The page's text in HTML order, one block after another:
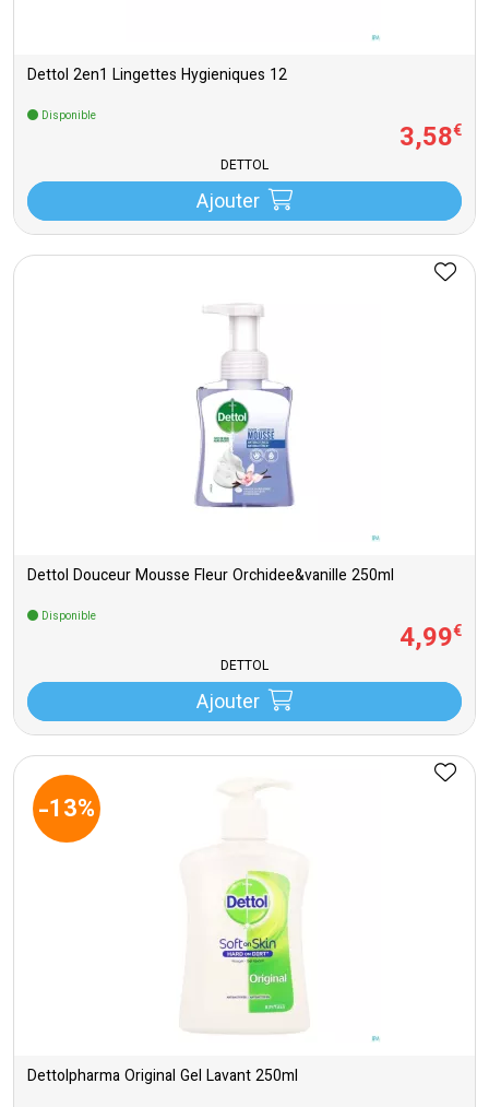
Dettol 2en1 Lingettes Hygieniques 12
Disponible
3,58€
DETTOL
Ajouter
Dettol Douceur Mousse Fleur Orchidee&vanille 250ml
Disponible
4,99€
DETTOL
Ajouter
-13%
Dettolpharma Original Gel Lavant 250ml